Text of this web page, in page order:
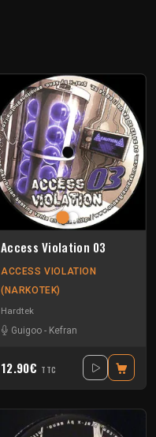
Access Violation 03
ACCESS VIOLATION
(NARKOTEK)
Hardtek
Guigoo - Kefran
12.90€ TTC